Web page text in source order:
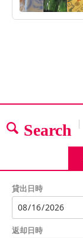
Search
貸出日時
返却日時